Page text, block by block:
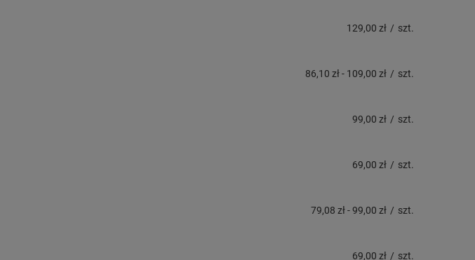
129,00 zł / szt.
86,10 zł- 109,00 zł / szt.
99,00 zł / szt.
69,00 zł / szt.
79,08 zł-99,00 zł / szt.
69,00 zł / szt.